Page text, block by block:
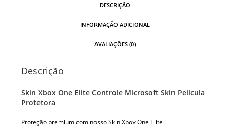
DESCRIÇÃO
INFORMAÇÃO ADICIONAL
AVALIAÇÕES (0)
Descrição
Skin Xbox One Elite Controle Microsoft Skin Pelicula
Protetora
Proteção premium com nosso Skin Xbox One Elite